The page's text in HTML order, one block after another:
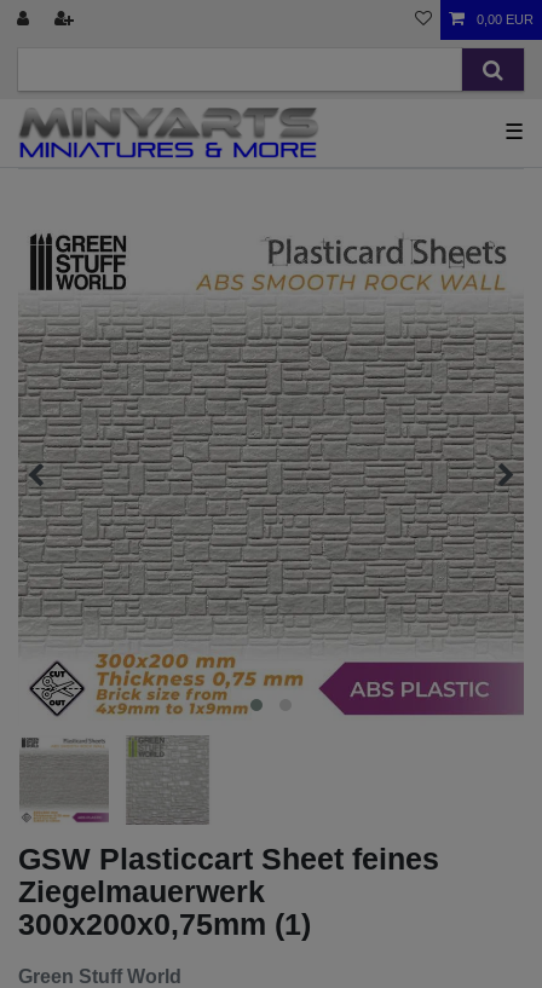
0,00 EUR
☰
GSW Plasticcart Sheet feines
Ziegelmauerwerk
300x200x0,75mm (1)
Green Stuff World